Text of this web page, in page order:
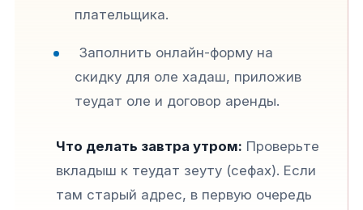
плательщика.
Заполнить онлайн-форму на
скидку для оле хадаш, приложив
теудат оле и договор аренды.
Что делать завтра утром: Проверьте
вкладыш к теудат зеуту (сефах). Если
там старый адрес, в первую очередь